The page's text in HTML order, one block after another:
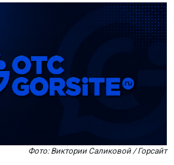
Фото: Виктории Саликовой / Горсайт